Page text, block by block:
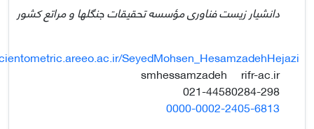
دانشیار زیست فناوری مؤسسه تحقیقات جنگلها و مراتع کشور
SeyedMohsen_HesamzadehHejazi
smhessamzadeh
rifr-ac.ir
0000-0002-2405-6813